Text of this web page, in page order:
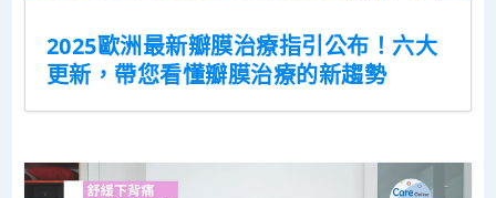
2025歐洲最新瓣膜治療指引公布！六大
更新，帶您看懂瓣膜治療的新趨勢